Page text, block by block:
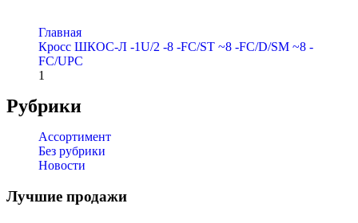
Главная
Кросс ШКОС-Л -1U/2 -8 -FC/ST ~8 -FC/D/SM ~8 -
FC/UPC
1
Рубрики
Ассортимент
Без рубрики
Новости
Лучшие продажи